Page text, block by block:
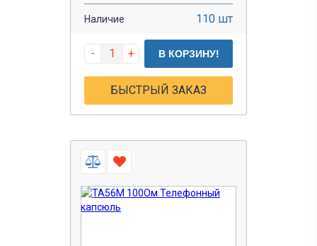
Наличие 110 шт
- + В КОРЗИНУ!
БЫСТРЫЙ ЗАКАЗ